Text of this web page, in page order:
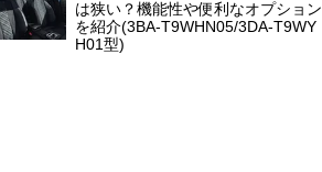
は狭い？機能性や便利なオプション
を紹介(3BA-T9WHN05/3DA-T9WY
H01型)